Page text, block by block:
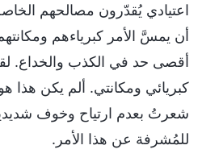
اعتيادي يُقدّرون مصالحهم
أن يمسَّ الأمر كبرياءهم
أقصى حد في الكذب والخداع.
كبريائي ومكانتي. ألم يكن هذا
شعرتُ بعدم ارتياح وخوف
للمُشرفة عن هذا الأمر.